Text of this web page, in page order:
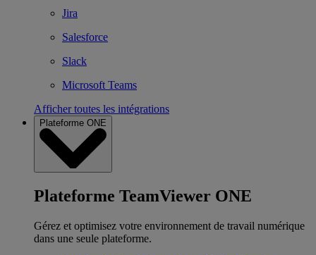
Jira
Salesforce
Slack
Microsoft Teams
Afficher toutes les intégrations
Plateforme ONE
Plateforme TeamViewer ONE
Gérez et optimisez votre environnement de travail numérique
dans une seule plateforme.